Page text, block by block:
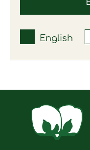
English